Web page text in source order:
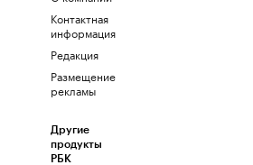
Контактная
информация
Редакция
Размещение
рекламы
Другие
продукты
РБК